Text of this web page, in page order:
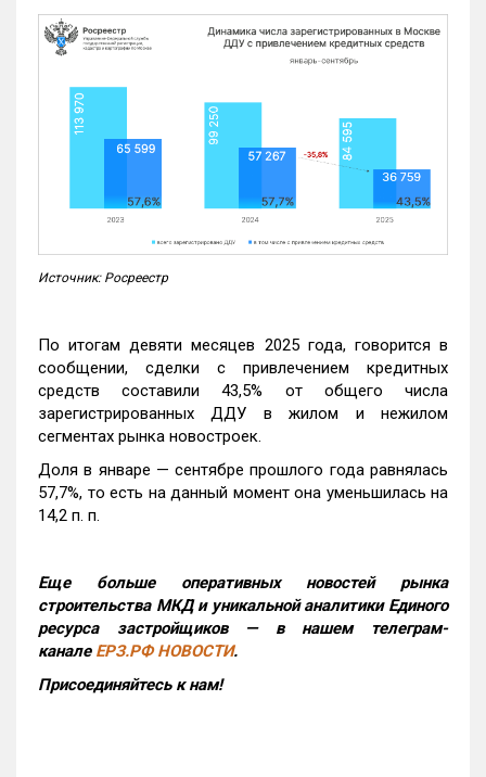
Источник: Росреестр
По итогам девяти месяцев 2025 года, говорится в
сообщении, сделки с привлечением кредитных
средств составили 43,5% от общего числа
зарегистрированных ДДУ в жилом и нежилом
сегментах рынка новостроек.
Доля в январе — сентябре прошлого года равнялась
57,7%, то есть на данный момент она уменьшилась на
14,2 п. п.
Еще больше оперативных новостей рынка
строительства МКД и уникальной аналитики Единого
ресурса застройщиков — в нашем телеграм-
канале ЕРЗ.РФ НОВОСТИ.
Присоединяйтесь к нам!